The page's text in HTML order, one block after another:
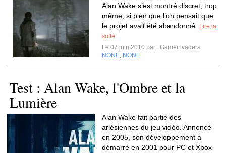
Alan Wake s’est montré discret, trop
même, si bien que l’on pensait que
le projet avait été abandonné.
Lire la
suite
Le 07 juin 2010 par
Gameinvaders
NONE NONE
Test : Alan Wake, l'Ombre et la
Lumière
Alan Wake fait partie des
arlésiennes du jeu vidéo. Annoncé
en 2005, son développement a
démarré en 2001 pour PC et Xbox